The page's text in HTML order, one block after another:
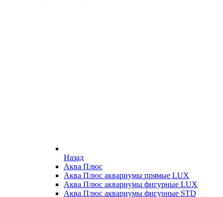
Назад
Аква Плюс
Аква Плюс аквариумы прямые LUX
Аква Плюс аквариумы фигурные LUX
Аква Плюс аквариумы фигурные STD